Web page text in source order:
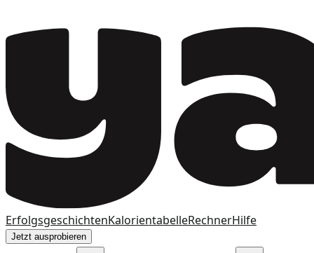
ErfolgsgeschichtenKalorientabelleRechnerHilfe
Jetzt ausprobieren